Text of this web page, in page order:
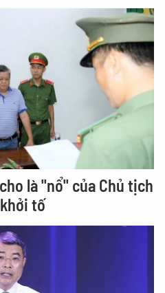
là "nổ" của Chủ tịch
tố